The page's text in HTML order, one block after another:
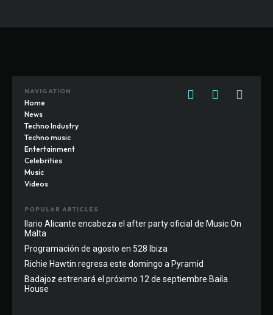
NAVIGATION
Home
News
Techno Industry
Techno music
Entertainment
Celebrities
Music
Videos
POPULAR ARTICLES
Ilario Alicante encabeza el after party oficial de Music On
Malta
Programación de agosto en 528 Ibiza
Richie Hawtin regresa este domingo a Pyramid
Badajoz estrenará el próximo 12 de septiembre Baila
House